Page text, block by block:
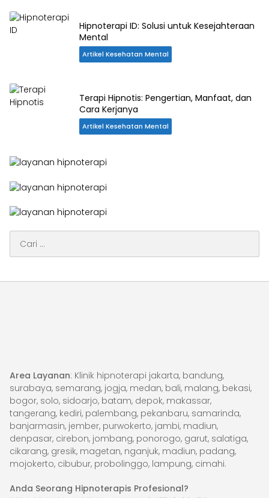
Hipnoterapi ID: Solusi untuk Kesejahteraan
Mental
Artikel Kesehatan Mental
Terapi Hipnotis: Pengertian, Manfaat, dan
Cara Kerjanya
Artikel Kesehatan Mental
untuk:
Area Layanan: Klinik hipnoterapi jakarta, bandung,
surabaya, semarang, jogja, medan, bali, malang, bekasi,
bogor, solo, sidoarjo, batam, depok, makassar,
tangerang, kediri, palembang, pekanbaru, samarinda,
banjarmasin, jember, purwokerto, jambi, madiun,
denpasar, cirebon, jombang, ponorogo, garut, salatiga,
cikarang, gresik, magetan, nganjuk, madiun, padang,
mojokerto, cibubur, probolinggo, lampung, cimahi.
Anda Seorang Hipnoterapis Profesional?